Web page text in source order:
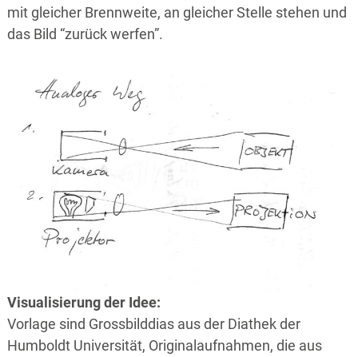
mit gleicher Brennweite, an gleicher Stelle stehen und
das Bild “zurück werfen”.
Visualisierung der Idee:
Vorlage sind Grossbilddias aus der Diathek der
Humboldt Universität, Originalaufnahmen, die aus